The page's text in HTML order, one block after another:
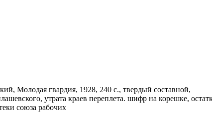
Молодая гвардия, 1928, 240 с., твердый составной,
утрата краев переплета. шифр на корешке,
союза рабочих